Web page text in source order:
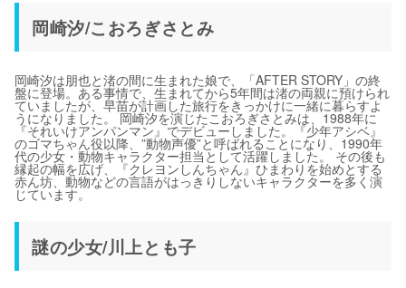
岡崎汐/こおろぎさとみ
岡崎汐は朋也と渚の間に生まれた娘で、「AFTER STORY」の終
盤に登場。ある事情で、生まれてから5年間は渚の両親に預けられ
ていましたが、早苗が計画した旅行をきっかけに一緒に暮らすよ
うになりました。 岡崎汐を演じたこおろぎさとみは、1988年に
『それいけアンパンマン』でデビューしました。『少年アシベ』
のゴマちゃん役以降、”動物声優”と呼ばれることになり、1990年
代の少女・動物キャラクター担当として活躍しました。 その後も
縁起の幅を広げ、『クレヨンしんちゃん』ひまわりを始めとする
赤ん坊、動物などの言語がはっきりしないキャラクターを多く演
じています。
謎の少女/川上とも子